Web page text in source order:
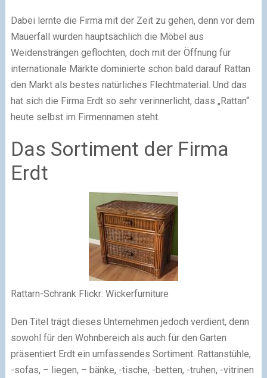
Dabei lernte die Firma mit der Zeit zu gehen, denn vor dem
Mauerfall wurden hauptsächlich die Möbel aus
Weidensträngen geflochten, doch mit der Öffnung für
internationale Märkte dominierte schon bald darauf Rattan
den Markt als bestes natürliches Flechtmaterial. Und das
hat sich die Firma Erdt so sehr verinnerlicht, dass „Rattan“
heute selbst im Firmennamen steht.
Das Sortiment der Firma
Erdt
Rattarn-Schrank Flickr: Wickerfurniture
Den Titel trägt dieses Unternehmen jedoch verdient, denn
sowohl für den Wohnbereich als auch für den Garten
präsentiert Erdt ein umfassendes Sortiment. Rattanstühle,
-sofas, – liegen, – bänke, -tische, -betten, -truhen, -vitrinen